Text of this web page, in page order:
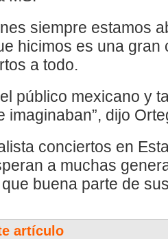
siempre estamos
hicimos es una
a todo.
público mexicano y
imaginaban”, dijo
conciertos en
a muchas
buena parte de
artículo